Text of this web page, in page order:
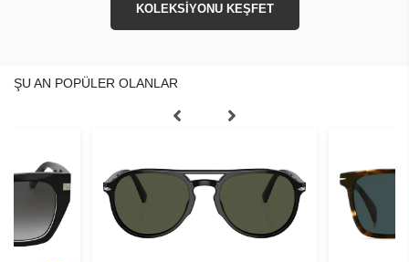
KOLEKSİYONU KEŞFET
ŞU AN POPÜLER OLANLAR